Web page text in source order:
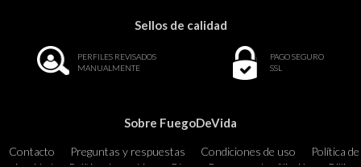
Sellos de calidad
PERFILES REVISADOS
MANUALMENTE
PAGO SEGURO
SSL
Sobre FuegoDeVida
Contacto Preguntas y respuestas Condiciones de uso
Política de